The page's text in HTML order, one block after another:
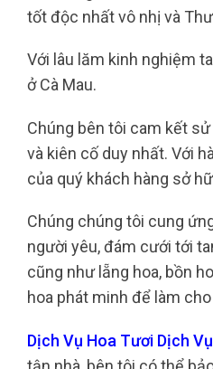
tốt độc nhất vô nhị và
Với lâu lăm kinh nghiệm
ở Cà Mau.
Chúng bên tôi cam kết
và kiên cố duy nhất. Với
của quý khách hàng sở
Chúng chúng tôi cung
người yêu, đám cưới tới
cũng như lẵng hoa, bồn
hoa phát minh để làm
Dịch Vụ Hoa Tươi Dịch